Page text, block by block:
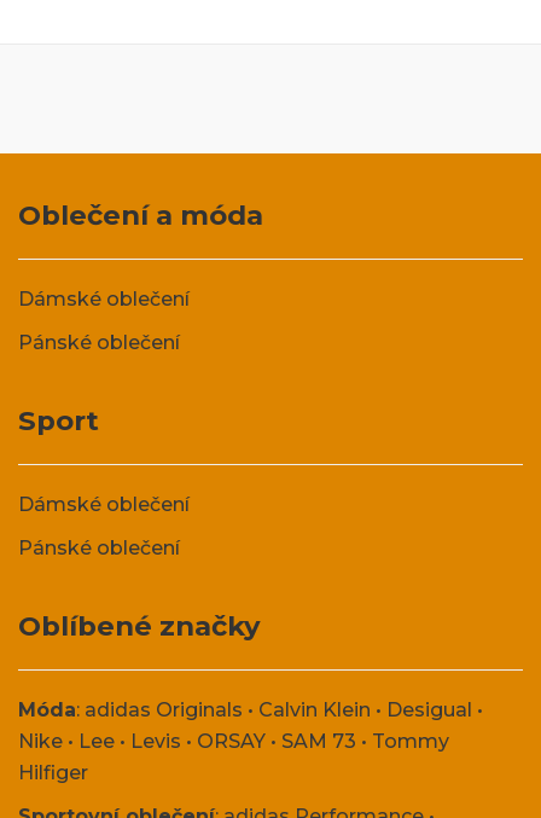
Oblečení a móda
Dámské oblečení
Pánské oblečení
Sport
Dámské oblečení
Pánské oblečení
Oblíbené značky
Móda: adidas Originals • Calvin Klein • Desigual •
Nike • Lee • Levis • ORSAY • SAM 73 • Tommy
Hilfiger